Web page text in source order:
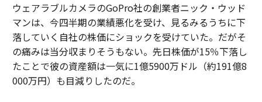
ウェアラブルカメラのGoPro社の創業者ニック・ウッド
マンは、今四半期の業績悪化を受け、見るみるうちに下
落していく自社の株価にショックを受けていた。だがそ
の痛みは当分収まりそうもない。先日株価が15％下落し
たことで彼の資産額は一気に1億5900万ドル（約191億8
000万円）も目減りしたのだ。